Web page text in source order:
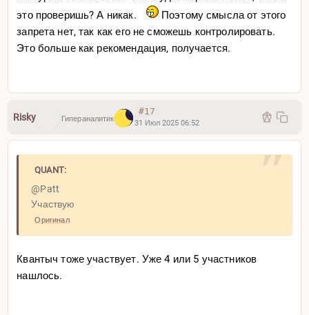
это проверишь? А никак.
Поэтому смысла от этого
запрета нет, так как его не сможешь контролировать.
Это больше как рекомендация, получается.
Risky Гипераналитик
#17
31 Июл 2025 06:52
QUANT:
@Patt
Участвую
Оригинал
Квантыч тоже участвует. Уже 4 или 5 участников
нашлось.